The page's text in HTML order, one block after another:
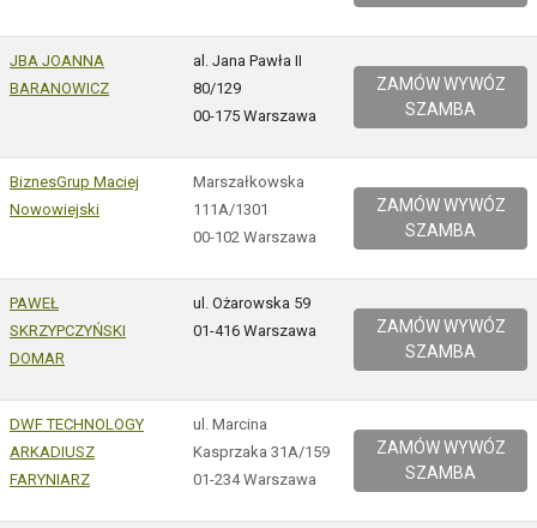
JBA JOANNA
BARANOWICZ
al. Jana Pawła II
80/129
00-175 Warszawa
ZAMÓW WYWÓZ
SZAMBA
BiznesGrup Maciej
Nowowiejski
Marszałkowska
111A/1301
00-102 Warszawa
ZAMÓW WYWÓZ
SZAMBA
PAWEŁ
SKRZYPCZYŃSKI
DOMAR
ul. Ożarowska 59
01-416 Warszawa
ZAMÓW WYWÓZ
SZAMBA
DWF TECHNOLOGY
ARKADIUSZ
FARYNIARZ
ul. Marcina
Kasprzaka 31A/159
01-234 Warszawa
ZAMÓW WYWÓZ
SZAMBA